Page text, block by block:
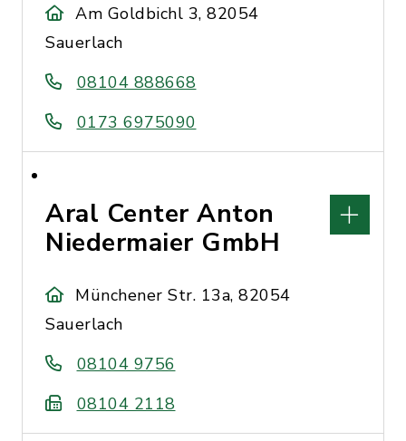
Am Goldbichl 3, 82054
Sauerlach
08104 888668
0173 6975090
Aral Center Anton
Niedermaier GmbH
Münchener Str. 13a, 82054
Sauerlach
08104 9756
08104 2118